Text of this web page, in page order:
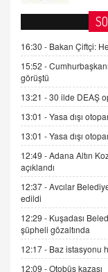
AV.
Kış
İNCİ
ADEM
Esed
16:30 - Bakan Çiftçi:
15:52 -
görüştü
13:21 -30 ilde DEAŞ
13:01 -Yasa dışı
13:01 -Yasa dışı
12:49 -Adana Altın
açıklandı
12:37 -Avcılar
edildi
12:29 - Kuşadası
şüpheli gözaltında
12:17 - Baz istasyonu
12:09 -Otobüs kazası